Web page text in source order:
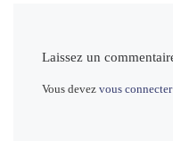
Laissez un
Vous devezvous connecter